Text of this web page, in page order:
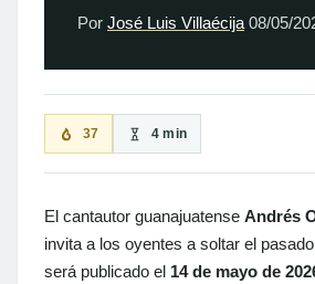
Por José Luis Villaécija 08/05/
37 4 min
El cantautor guanajuatense Andrés
invita a los oyentes a soltar el
será publicado el 14 de mayo de